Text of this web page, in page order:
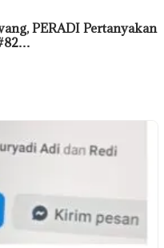
PERADI Pertanyakan